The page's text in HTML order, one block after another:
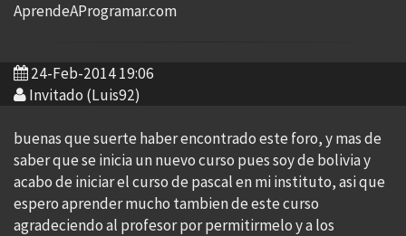
AprendeAProgramar.com
24-Feb-2014 19:06
Invitado (Luis92)
buenas que suerte haber encontrado este foro, y mas de
saber que se inicia un nuevo curso pues soy de bolivia y
acabo de iniciar el curso de pascal en mi instituto, asi que
espero aprender mucho tambien de este curso
agradeciendo al profesor por permitirmelo y a los